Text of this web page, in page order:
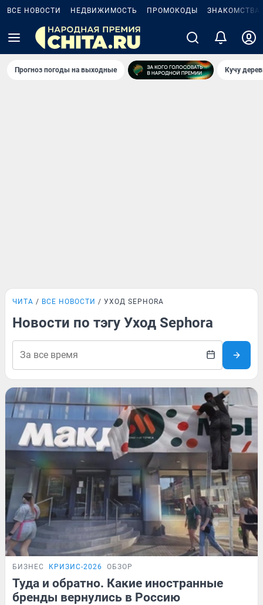
ВСЕ НОВОСТИ НЕДВИЖИМОСТЬ ПРОМОКОДЫ ЗНАКОМСТВА
Прогноз погоды на выходные Кучу
ЧИТА ВСЕ НОВОСТИ УХОД SEPHORA
Новости по тэгу Уход Sephora
БИЗНЕС КРИЗИС-2026 ОБЗОР
Туда и обратно. Какие иностранные
бренды вернулись в Россию